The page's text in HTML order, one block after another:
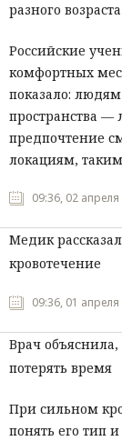
разного возраста
Российские
комфортных
показало:
пространства —
предпочтение
локациям,
09:36, 02
Медик
кровотечение
09:36, 01
Врач
потерять время
При сильном
понять его тип